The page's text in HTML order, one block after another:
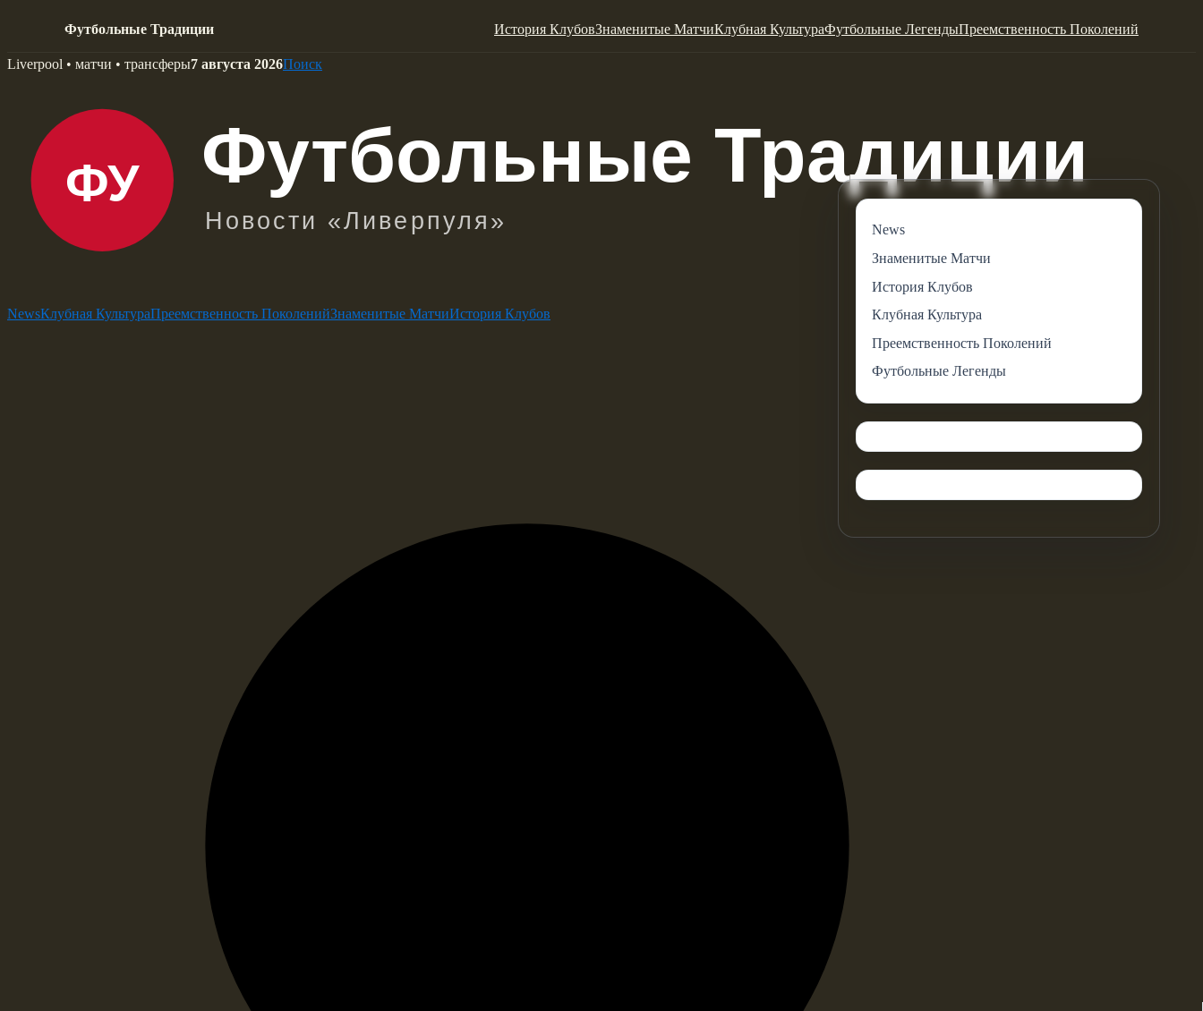
Футбольные Традиции История КлубовЗнаменитые МатчиКлубная КультураФутбольные ЛегендыПреемственность Поколений
Skip
Liverpool • матчи • трансферы7 августа 2026Поиск
NewsКлубная КультураПреемственность ПоколенийЗнаменитые МатчиИстория Клубов
News
Знаменитые Матчи
История Клубов
Клубная Культура
Преемственность Поколений
Футбольные Легенды